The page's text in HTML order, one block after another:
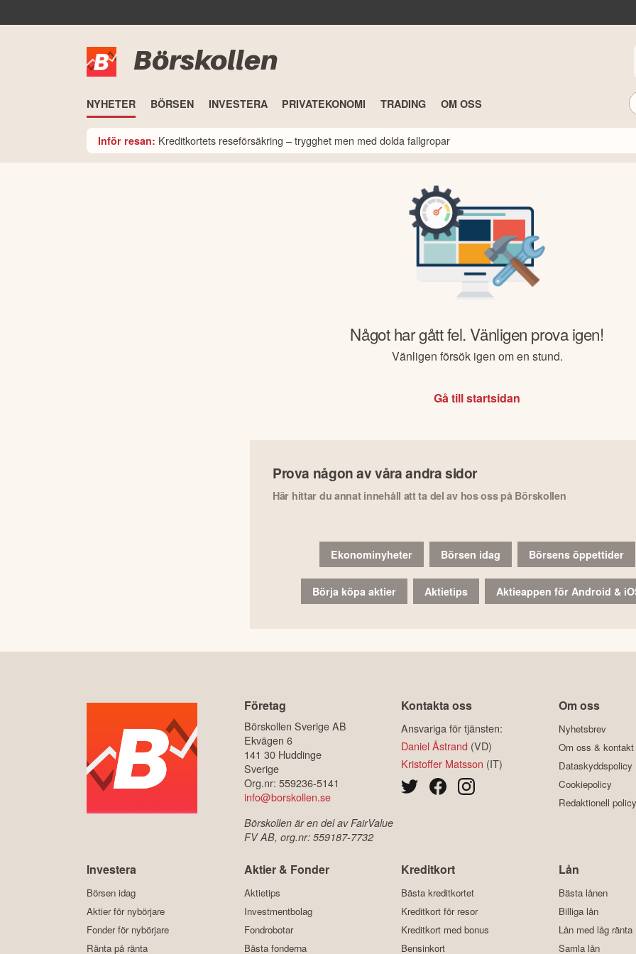
Börskollen
NYHETER BÖRSEN INVESTERA PRIVATEKONOMI TRADING OM OSS
Inför resan: Kreditkortets reseförsäkring – trygghet men med dolda fallgropar
Något har gått fel. Vänligen prova igen!
Vänligen försök igen om en stund.
Gå till startsidan
Prova någon av våra andra sidor
Här hittar du annat innehåll att ta del av hos oss på Börskollen
Ekonominyheter Börsen idag Börsens öppettider
Börja köpa aktier Aktietips Aktieappen för Android &
Företag
Börskollen Sverige AB
Ekvägen 6
141 30 Huddinge
Sverige
Org.nr: 559236-5141
info@borskollen.se
Börskollen är en del av FairValue
FV AB, org.nr: 559187-7732
Kontakta oss
Ansvariga för tjänsten:
Daniel Åstrand (VD)
Kristoffer Matsson (IT)
Om oss
Nyhetsbrev
Om oss & kontakt
Dataskyddspolicy
Cookiepolicy
Redaktionell policy
Investera
Börsen idag
Aktier för nybörjare
Fonder för nybörjare
Ränta på ränta
Aktier & Fonder
Aktietips
Investmentbolag
Fondrobotar
Bästa fonderna
Kreditkort
Bästa kreditkortet
Kreditkort för resor
Kreditkort med bonus
Bensinkort
Lån
Bästa lånen
Billiga lån
Lån med låg ränta
Samla lån